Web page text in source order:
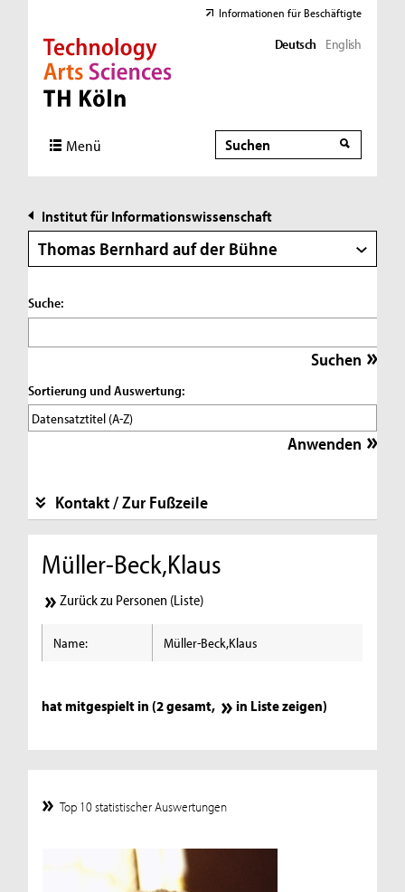
Direkt zur Hauptnavigation
Direkt zur Subnavigation
Direkt zum Inhalt
Direkt zum Fußbereich
Informationen für Beschäftigte
Deutsch English
Menü Suche
Suche
Institut für Informationswissenschaft
Thomas Bernhard auf der Bühne
Suche:
Sortierung und Auswertung:
Kontakt / Zur Fußzeile
Müller-Beck,Klaus
Zurück zu Personen (Liste)
Name: Müller-Beck,Klaus
hat mitgespielt in (2 gesamt, in Liste zeigen)
Top 10 statistischer Auswertungen